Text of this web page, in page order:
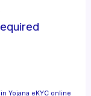
Yojana eKYC online